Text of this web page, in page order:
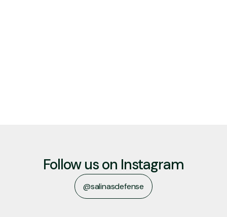
Follow us on Instagram
@salinasdefense
salinasdefense